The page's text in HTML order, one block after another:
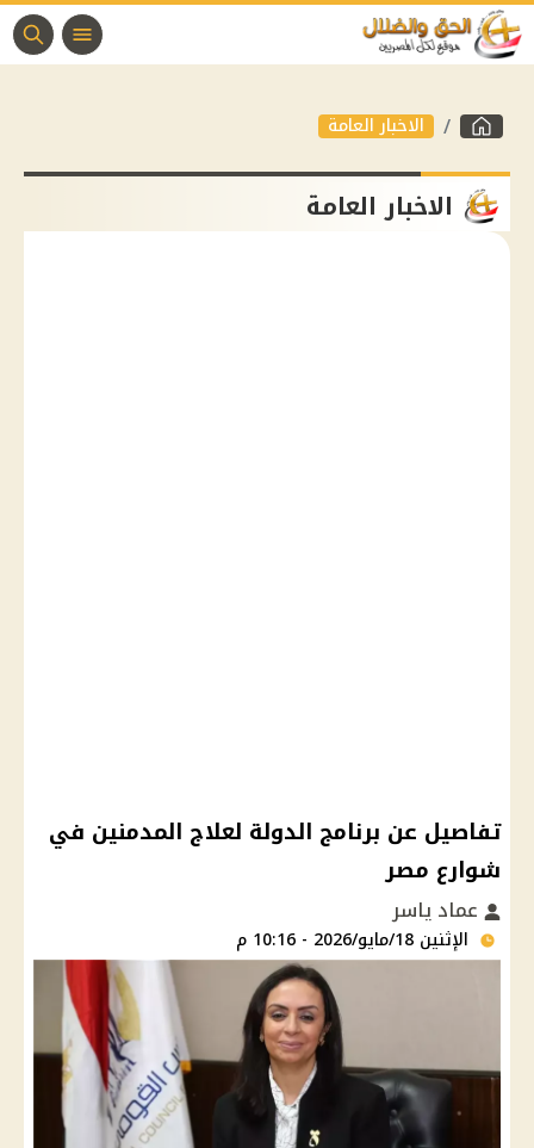
الاخبار العامة
الاخبار العامة
تفاصيل عن برنامج الدولة لعلاج المدمنين في
شوارع مصر
عماد ياسر
الإثنين 18/مايو/2026 - 10:16 م